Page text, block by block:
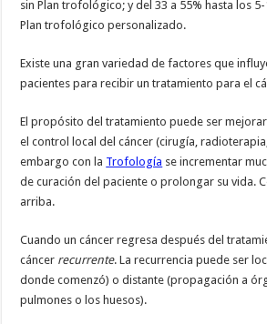
sin Plan trofológico; y del 33 a 55% hasta los
Plan trofológico personalizado.
Existe una gran variedad de factores que
pacientes para recibir un tratamiento para el
El propósito del tratamiento puede ser
el control local del cáncer (cirugía,
embargo con la Trofología se incrementar
de curación del paciente o prolongar su vida.
arriba.
Cuando un cáncer regresa después del
cáncer recurrente. La recurrencia puede ser
donde comenzó) o distante (propagación a
pulmones o los huesos).